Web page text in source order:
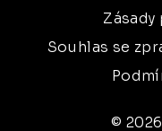
Souhlas se
©